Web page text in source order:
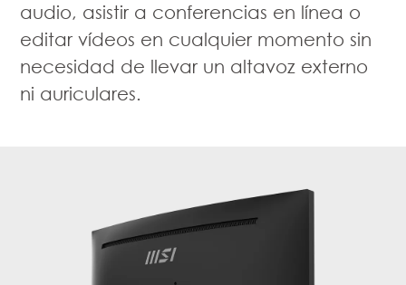
audio, asistir a conferencias en línea o
editar vídeos en cualquier momento sin
necesidad de llevar un altavoz externo
ni auriculares.